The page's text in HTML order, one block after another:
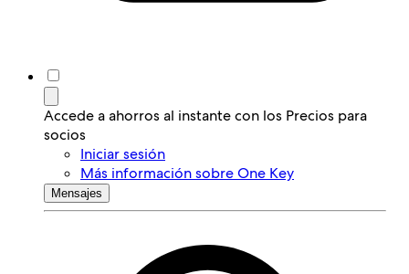
Accede a ahorros al instante con los Precios para
socios
Iniciar sesión
Más información sobre One Key
Mensajes